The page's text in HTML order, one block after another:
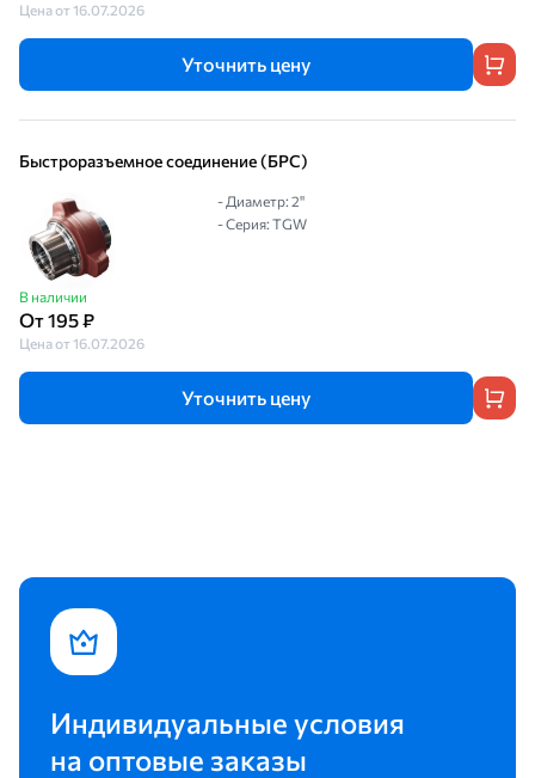
Цена от 16.07.2026
Уточнить цену
Быстроразъемное соединение (БРС)
В наличии
От 195 ₽
Цена от 16.07.2026
- Диаметр: 2"
- Серия: TGW
Уточнить цену
Индивидуальные условия
на оптовые заказы